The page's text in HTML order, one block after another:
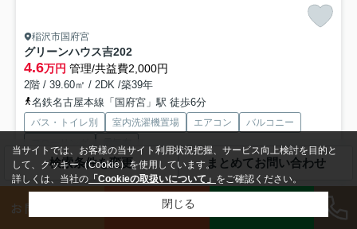
稲沢市国府宮
グリーンハウス吉202
4.6万円 管理/共益費2,000円
2階 / 39.60㎡ / 2DK /築39年
名鉄名古屋本線「国府宮」駅 徒歩6分
バス・トイレ別 室内洗濯機置場 エアコン
バルコニー
敷0
即入居可
こだわりで選びたい方におすすめ。稲沢市エリアで住まいをお探しなら
「グリーンハウス吉」。なんと専有面積が39.6平米もござ...
もっと見る
検索条件を変更 まとめてお問い合わせ
お問い合わせ 来店予約
当サイトでは、お客様の当サイト利用状況把握、サービス向上検討を目的と
して、クッキー（Cookie）を使用しています。
詳しくは、当社の 「Cookieの取扱いについて」 をご確認ください。
閉じる